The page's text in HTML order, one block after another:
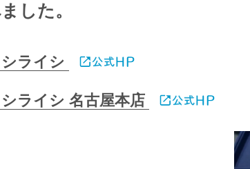
した。
ライシ
ライシ 名古屋本店